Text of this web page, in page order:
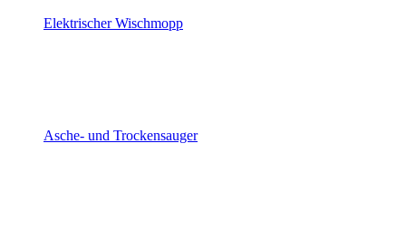
Elektrischer Wischmopp
Asche- und Trockensauger